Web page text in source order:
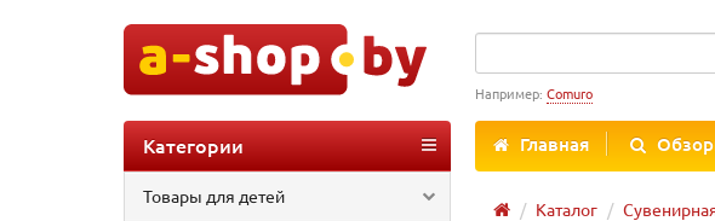
Например: Comuro
Главная
Категории
Товары для детей
Каталог